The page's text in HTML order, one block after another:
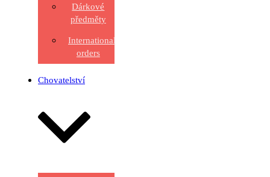
Dárkové
předměty
International
orders
Chovatelství